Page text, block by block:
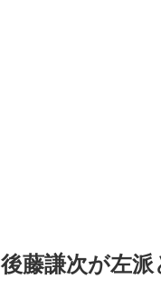
後藤謙次が左派